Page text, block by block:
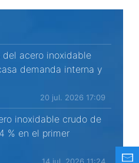
acero inoxidable
demanda interna y
20 jul. 2026 17:09
inoxidable crudo de
% en el primer